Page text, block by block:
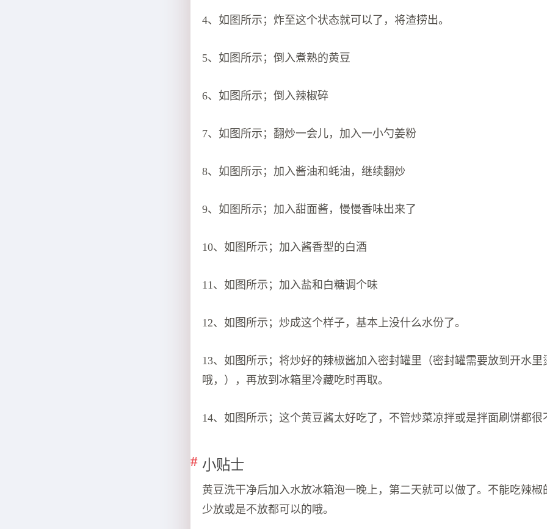
4、如图所示；炸至这个状态就可以了，将渣捞出。
5、如图所示；倒入煮熟的黄豆
6、如图所示；倒入辣椒碎
7、如图所示；翻炒一会儿，加入一小勺姜粉
8、如图所示；加入酱油和蚝油，继续翻炒
9、如图所示；加入甜面酱，慢慢香味出来了
10、如图所示；加入酱香型的白酒
11、如图所示；加入盐和白糖调个味
12、如图所示；炒成这个样子，基本上没什么水份了。
13、如图所示；将炒好的辣椒酱加入密封罐里（密封罐需要放到开水里
哦，），再放到冰箱里冷藏吃时再取。
14、如图所示；这个黄豆酱太好吃了，不管炒菜凉拌或是拌面刷饼都很
小贴士
黄豆洗干净后加入水放冰箱泡一晚上，第二天就可以做了。不能吃辣椒
少放或是不放都可以的哦。